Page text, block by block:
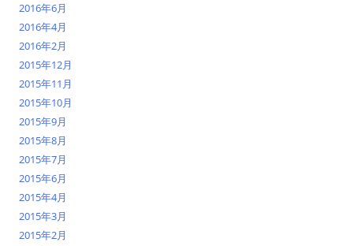
2016年6月
2016年4月
2016年2月
2015年12月
2015年11月
2015年10月
2015年9月
2015年8月
2015年7月
2015年6月
2015年4月
2015年3月
2015年2月